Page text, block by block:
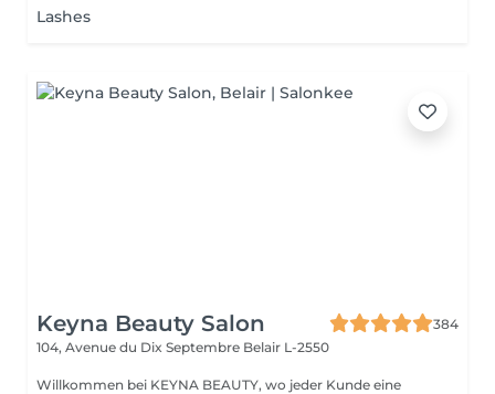
Lashes
Keyna Beauty Salon
384
104, Avenue du Dix Septembre Belair L-2550
Willkommen bei KEYNA BEAUTY, wo jeder Kunde eine